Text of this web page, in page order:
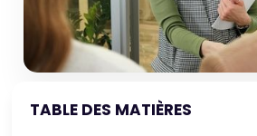
TABLE DES MATIÈRES